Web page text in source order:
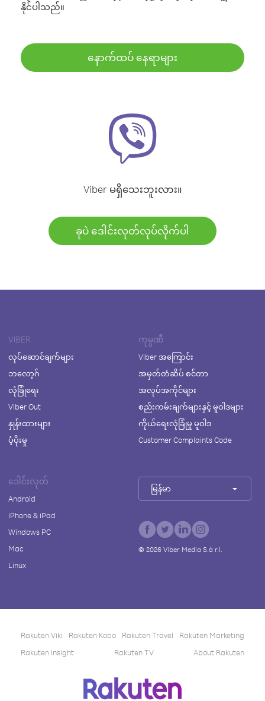
နိုင်ပါသည်။
နောက်ထပ် နေရာများ
Viber မရှိသေးဘူးလား။
ခုပဲ ဒေါင်းလုတ်လုပ်လိုက်ပါ
VIBER
လုပ်ဆောင်ချက်များ
ဘလော့ဂ်
လုံခြုံရေး
Viber Out
နှုန်းထားများ
ပံ့ပိုးမှု
ကုမ္ပဏီ
Viber အကြောင်း
အမှတ်တံဆိပ် စင်တာ
အလုပ်အကိုင်များ
စည်းကမ်းချက်များနှင့် မူဝါဒများ
ကိုယ်ရေးလုံခြုံမှု မူဝါဒ
Customer Complaints Code
ဒေါင်းလုတ်
Android
iPhone & iPad
Windows PC
Mac
Linux
မြန်မာ
© 2026Viber Media S.à r.l.
Rakuten Viki Rakuten Kobo Rakuten Travel
Rakuten Marketing
Rakuten Insight
Rakuten TV About Rakuten